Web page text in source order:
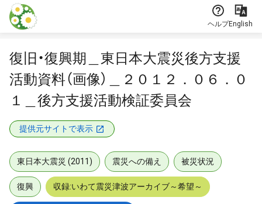
本文に飛ぶ
ヘルプEnglish
復旧・復興期＿東日本大震災後方支援
活動資料（画像）＿２０１２．０６．０
１＿後方支援活動検証委員会
提供元サイトで表示
東日本大震災 (2011) 震災への備え 被災状況
復興 収録:いわて震災津波アーカイブ～希望～